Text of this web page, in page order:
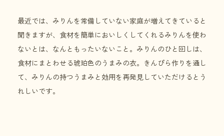
最近では、みりんを常備していない家庭が増えてきていると
聞きますが、食材を簡単においしくしてくれるみりんを使わ
ないとは、なんともったいないこと。みりんのひと回しは、
食材にまとわせる琥珀色のうまみの衣。きんぴら作りを通し
て、みりんの持つうまみと効用を再発見していただけるとう
れしいです。